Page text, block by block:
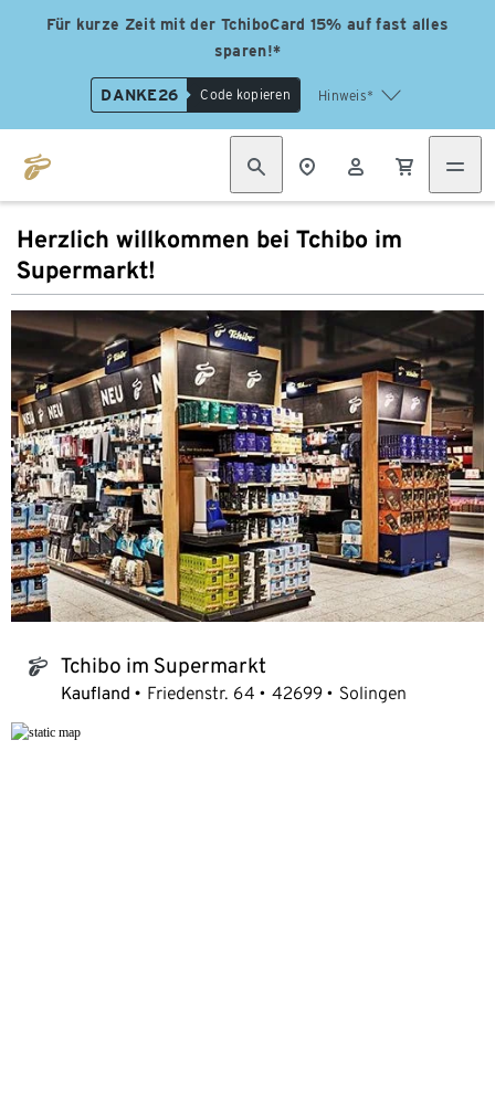
Für kurze Zeit mit der TchiboCard 15% auf fast alles
sparen!*
DANKE26 Code kopieren Hinweis*
Herzlich willkommen bei Tchibo im
Supermarkt!
tchibo_logo Tchibo im Supermarkt
Kaufland Friedenstr. 64 42699 Solingen